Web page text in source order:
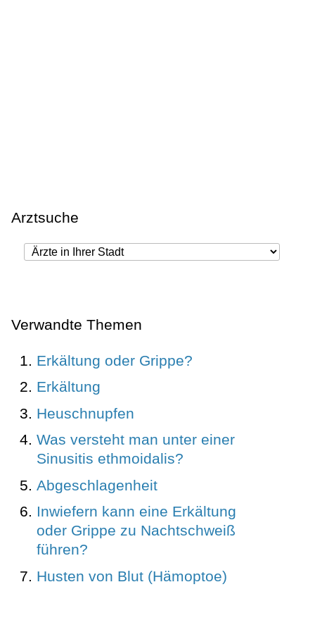
Arztsuche
Verwandte Themen
Erkältung oder Grippe?
Erkältung
Heuschnupfen
Was versteht man unter einer
Sinusitis ethmoidalis?
Abgeschlagenheit
Inwiefern kann eine Erkältung
oder Grippe zu Nachtschweiß
führen?
Husten von Blut (Hämoptoe)